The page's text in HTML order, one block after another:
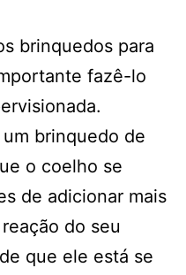
brinquedos para
fazê-lo
brinquedo de
o coelho se
de adicionar mais
do seu
que ele está se